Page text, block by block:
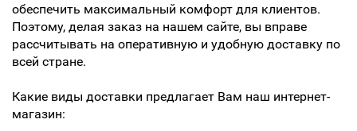
обеспечить максимальный комфорт для клиентов.
Поэтому, делая заказ на нашем сайте, вы вправе
рассчитывать на оперативную и удобную доставку по
всей стране.
Какие виды доставки предлагает Вам наш интернет-
магазин: